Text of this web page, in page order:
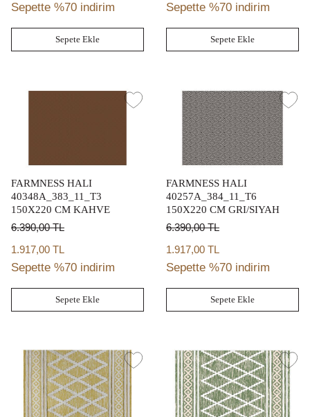
Sepette %70 indirim
Sepete Ekle
Sepette %70 indirim
Sepete Ekle
FARMNESS HALI
40348A_383_11_T3
150X220 CM KAHVE
6.390,00TL
1.917,00 TL
Sepette %70 indirim
Sepete Ekle
FARMNESS HALI
40257A_384_11_T6
150X220 CM GRI/SIYAH
6.390,00TL
1.917,00 TL
Sepette %70 indirim
Sepete Ekle